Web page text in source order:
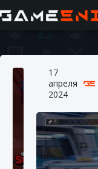
17
апреля
2024